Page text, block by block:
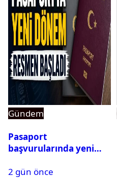
Gündem
Pasaport
başvurularında yeni
2 gün önce